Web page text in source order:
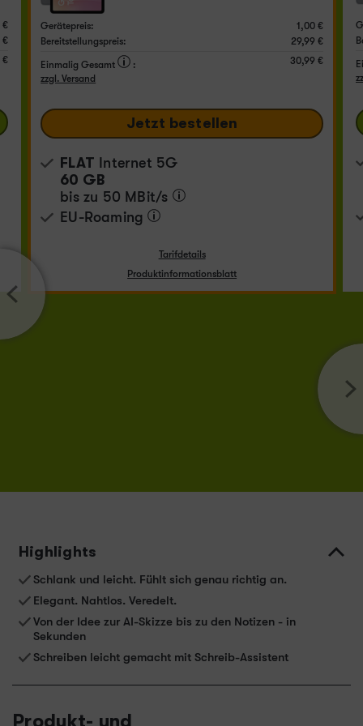
€
€
€
Gerätepreis:
1,00 €
Bereitstellungspreis:
29,99 €
Einmalig Gesamt :
30,99 €
zzgl. Versand
Jetzt bestellen
FLAT Internet 5G
60 GB
bis zu 50 MBit/s
EU-Roaming
Tarifdetails
Produktinformationsblatt
Highlights
Schlank und leicht. Fühlt sich genau richtig an.
Elegant. Nahtlos. Veredelt.
Von der Idee zur AI-Skizze bis zu den Notizen - in
Sekunden
Schreiben leicht gemacht mit Schreib-Assistent
Produkt- und